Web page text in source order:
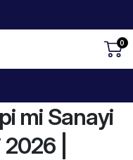
0
mi Sanayi
|